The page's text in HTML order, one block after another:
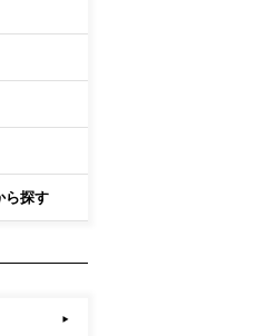
ら探す